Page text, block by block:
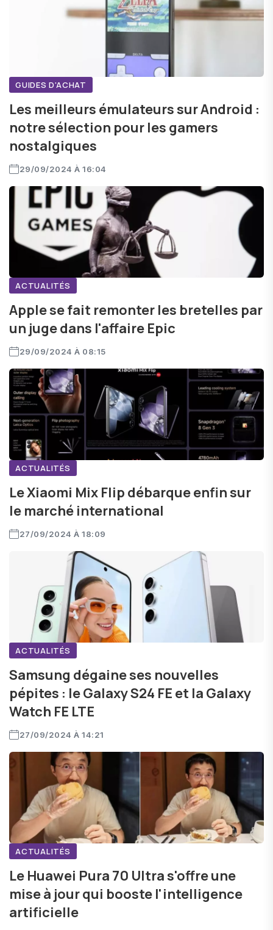
GUIDES D'ACHAT
Les meilleurs émulateurs sur Android :
notre sélection pour les gamers
nostalgiques
29/09/2024 À 16:04
ACTUALITÉS
Apple se fait remonter les bretelles par
un juge dans l'affaire Epic
29/09/2024 À 08:15
ACTUALITÉS
Le Xiaomi Mix Flip débarque enfin sur
le marché international
27/09/2024 À 18:09
ACTUALITÉS
Samsung dégaine ses nouvelles
pépites : le Galaxy S24 FE et la Galaxy
Watch FE LTE
27/09/2024 À 14:21
ACTUALITÉS
Le Huawei Pura 70 Ultra s'offre une
mise à jour qui booste l'intelligence
artificielle